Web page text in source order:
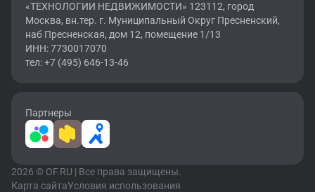
«ТЕХНОЛОГИИ НЕДВИЖИМОСТИ» 123112, город
Москва, вн.тер. г. Муниципальный Округ Пресненский,
наб Пресненская, дом 12, помещение 1/13
ИНН: 7730017070
тел: +7 (495) 646-13-46
Партнеры
2026 © OF.RU | Все права защищены.
Карта сайтаУсловия использования